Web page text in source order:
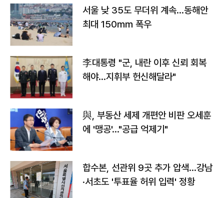
서울 낮 35도 무더위 계속…동해안
최대 150㎜ 폭우
李대통령 "군, 내란 이후 신뢰 회복
해야…지휘부 헌신해달라"
與, 부동산 세제 개편안 비판 오세훈
에 '맹공'…"공급 억제기"
합수본, 선관위 9곳 추가 압색…강남
·서초도 '투표율 허위 입력' 정황